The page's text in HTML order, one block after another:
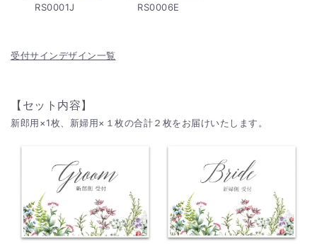
RS0001J RS0006E
受付サインデザイン一覧
【セット内容】
新郎用×1枚、新婦用×１枚の合計２枚をお届けいたします。